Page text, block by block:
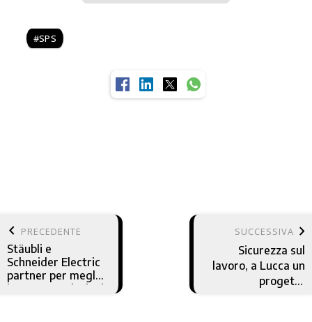
SPS
keyboard_arrow_left PRECEDENTE
Stäubli e
Schneider Electric
partner per meglio
integrare soluzioni
SUCCESSIVA keyboard_arrow_right
Sicurezza sul
lavoro, a Lucca un
progetto